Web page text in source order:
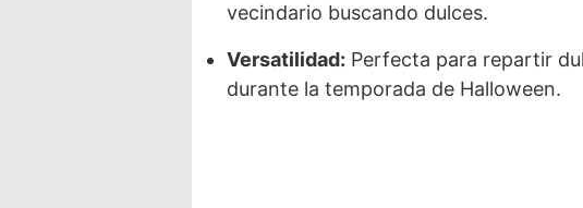
vecindario buscando dulces.
Versatilidad: Perfecta para repartir
durante la temporada de Halloween.